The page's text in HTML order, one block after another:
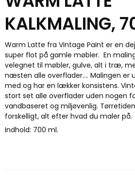
KALKMALING,
Warm Latte fra Vintage Paint er en
super flot på gamle møbler. En
velegnet til møbler, gulve, alt i træ,
næsten alle overflader.... Malingen er
med og har en lækker konsistens.
stort set alle overflader uden nogen
vandbaseret og miljøvenlig.
forskelligt, alt efter hvad du maler på.
Indhold: 700 ml.